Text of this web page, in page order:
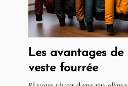
Les avantages
veste fourrée